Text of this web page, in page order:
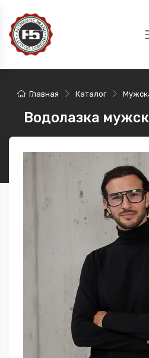
Главная Каталог
Водолазка